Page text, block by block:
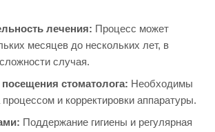
лечения: Процесс может
месяцев до нескольких лет, в
случая.
стоматолога: Необходимы
и корректировки аппаратуры.
Поддержание гигиены и регулярная